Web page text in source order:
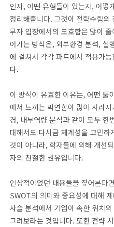
인지, 어떤 유형들이 있는지, 어떻
정리해줍니다. 그것이 전략수립의
무자 입장에서의 모호함은 많이
어가는 방식은, 외부환경 분석, 실
에 걸쳐서 각각 파트에서 적용가
다.
이 방식이 유효한 이유는, 어떤 툴
에서 느끼는 막연함이 많이 사라
경, 내부역량 분석과 같이 모두 한
대해서도 다시금 체계성을 고민하
것이 아니라, 학자들에 의해 개선
자의 친절한 권유입니다.
인상적이었던 내용들을 짚어본다
SWOT의 의미와 중요성에 대해
사슬 분석에서 기업이 속한 위치
그려보라는 것입니다. 또한 전략